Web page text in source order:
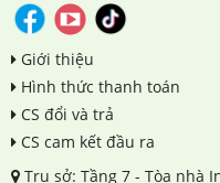
Giới thiệu
Hình thức thanh toán
CS đổi và trả
CS cam kết đầu ra
Trụ sở: Tầng 7 - Tòa nhà